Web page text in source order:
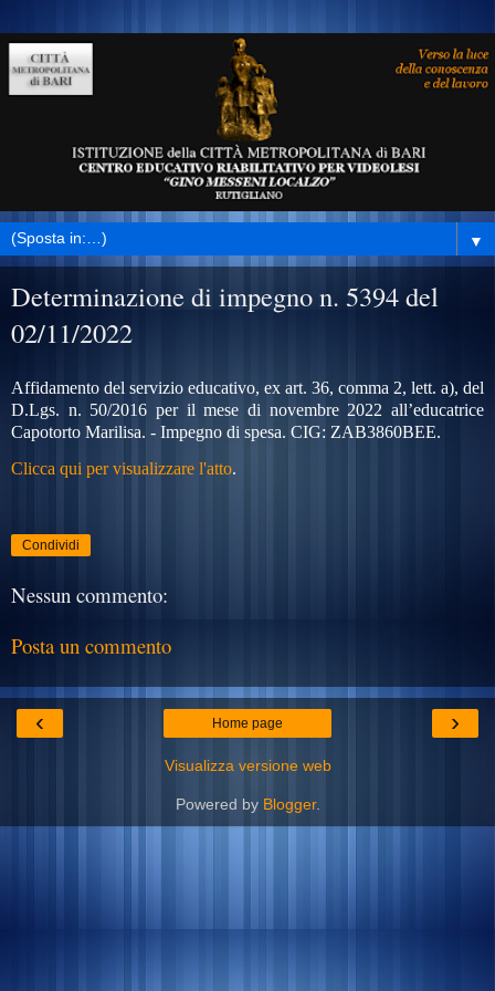
▼
Determinazione di impegno n. 5394 del
02/11/2022
Affidamento del servizio educativo, ex art. 36, comma 2, lett. a), del
D.Lgs. n. 50/2016 per il mese di novembre 2022 all’educatrice
Capotorto Marilisa. - Impegno di spesa. CIG: ZAB3860BEE.
Clicca qui per visualizzare l'atto.
Condividi
Nessun commento:
Posta un commento
‹ ›
Home page
Visualizza versione web
Powered by Blogger.